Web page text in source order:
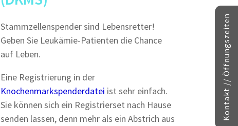
Stammzellenspender sind Lebensretter!
Geben Sie Leukämie-Patienten die Chance
auf Leben.
Eine Registrierung in der
Knochenmarkspenderdatei ist sehr einfach.
Sie können sich ein Registrierset nach Hause
senden lassen, denn mehr als ein Abstrich aus
Kontakt // Öffnungszeiten